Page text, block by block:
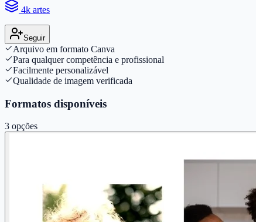
4k artes
Seguir
Arquivo em formato Canva
Para qualquer competência e profissional
Facilmente personalizável
Qualidade de imagem verificada
Formatos disponíveis
3 opções